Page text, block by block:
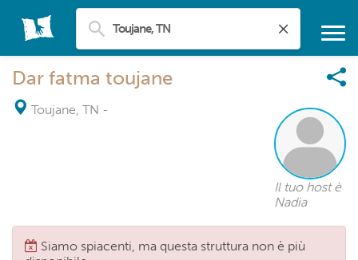
Dar fatma toujane
Toujane, TN -
Il tuo host è
Nadia
Siamo spiacenti, ma questa struttura non è più